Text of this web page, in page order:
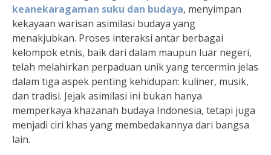
keanekaragaman suku dan budaya, menyimpan
kekayaan warisan asimilasi budaya yang
menakjubkan. Proses interaksi antar berbagai
kelompok etnis, baik dari dalam maupun luar negeri,
telah melahirkan perpaduan unik yang tercermin jelas
dalam tiga aspek penting kehidupan: kuliner, musik,
dan tradisi. Jejak asimilasi ini bukan hanya
memperkaya khazanah budaya Indonesia, tetapi juga
menjadi ciri khas yang membedakannya dari bangsa
lain.